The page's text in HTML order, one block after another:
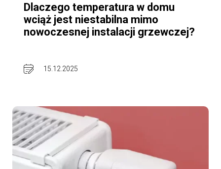
Dlaczego temperatura w domu
wciąż jest niestabilna mimo
nowoczesnej instalacji grzewczej?
15.12.2025